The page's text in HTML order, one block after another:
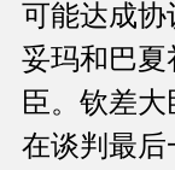
可能达成协
妥玛和巴夏
臣。钦差
在谈判最后